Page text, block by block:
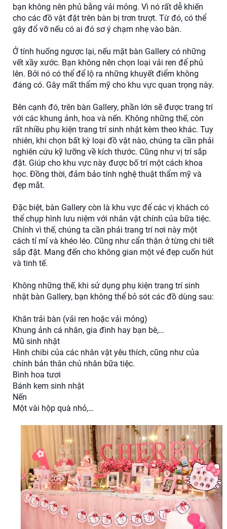
bạn không nên phủ bằng vải mỏng. Vì nó rất dễ khiến
cho các đồ vật đặt trên bàn bị trơn trượt. Từ đó, có thể
gây đổ vỡ nếu có ai đó sơ ý chạm nhẹ vào bàn.
Ở tính huống ngược lại, nếu mặt bàn Gallery có những
vết xầy xước. Bạn không nên chọn loại vải ren để phủ
lên. Bởi nó có thể để lộ ra những khuyết điểm không
đáng có. Gây mất thẩm mỹ cho khu vực quan trọng này.
Bên cạnh đó, trên bàn Gallery, phần lớn sẽ được trang trí
với các khung ảnh, hoa và nến. Không những thế, còn
rất nhiều phụ kiện trang trí sinh nhật kèm theo khác. Tuy
nhiên, khi chọn bất kỳ loại đồ vật nào, chúng ta cần phải
nghiên cứu kỹ lưỡng về kích thước. Cũng như vị trí sắp
đặt. Giúp cho khu vực này được bố trí một cách khoa
học. Đồng thời, đảm bảo tính nghệ thuật thẩm mỹ và
đẹp mắt.
Đặc biệt, bàn Gallery còn là khu vực để các vị khách có
thể chụp hình lưu niệm với nhân vật chính của bữa tiệc.
Chính vì thế, chúng ta cần phải trang trí nơi này một
cách tỉ mỉ và khéo léo. Cũng như cẩn thận ở từng chi tiết
sắp đặt. Mang đến cho không gian một vẻ đẹp cuốn hút
và tinh tế.
Không những thế, khi sử dụng phụ kiện trang trí sinh
nhật bàn Gallery, bạn không thể bỏ sót các đồ dùng sau:
Khăn trải bàn (vải ren hoặc vải mỏng)
Khung ảnh cá nhân, gia đình hay bạn bè,…
Mũ sinh nhật
Hình chibi của các nhân vật yêu thích, cũng như của
chính bản thân chủ nhân bữa tiệc.
Bình hoa tươi
Bánh kem sinh nhật
Nến
Một vài hộp quà nhỏ,…